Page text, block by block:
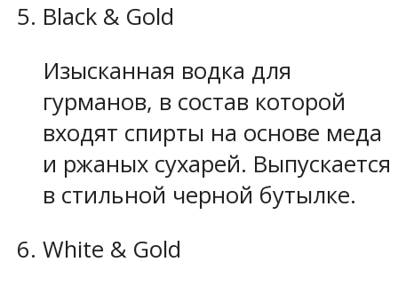
Black & Gold
Изысканная водка для
гурманов, в состав которой
входят спирты на основе меда
и ржаных сухарей. Выпускается
в стильной черной бутылке.
White & Gold